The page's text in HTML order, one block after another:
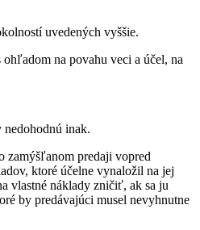
uvedených vyššie.
na povahu veci a účel, na
nedohodnú inak.
zamýšľanom predaji vopred
ktoré účelne vynaložil na jej
vlastné náklady zničiť, ak sa ju
by predávajúci musel nevyhnutne